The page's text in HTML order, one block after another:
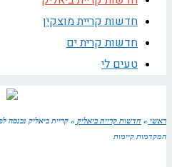
חדשות קריית מוצקין
חדשות קרית ים
טעים לי
ראשי » חדשות קריית ביאליק » קריית ביאליק נכנסה
המקדמות קיימות